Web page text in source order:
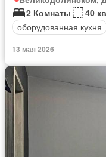
2 Комнаты
40
оборудованная кухня
13 мая 2026